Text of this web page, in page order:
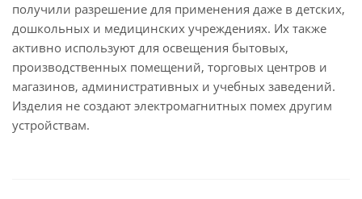
получили разрешение для применения даже в детских,
дошкольных и медицинских учреждениях. Их также
активно используют для освещения бытовых,
производственных помещений, торговых центров и
магазинов, административных и учебных заведений.
Изделия не создают электромагнитных помех другим
устройствам.